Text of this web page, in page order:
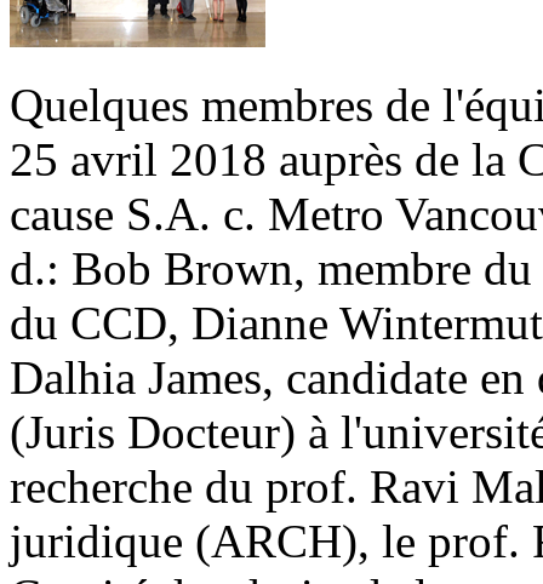
Quelques membres de
25 avril 2018 auprès de la
cause S.A. c. Metro
d.: Bob Brown, membre
du CCD, Dianne
Dalhia James, candidate
(Juris Docteur) à
recherche du prof. Ravi
juridique (ARCH), le prof.